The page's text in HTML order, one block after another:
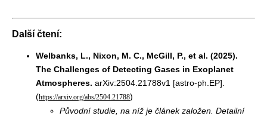
Další čtení:
Welbanks, L., Nixon, M. C., McGill, P., et al. (2025).
The Challenges of Detecting Gases in Exoplanet
Atmospheres. arXiv:2504.21788v1 [astro-ph.EP].
(https://arxiv.org/abs/2504.21788)
Původní studie, na níž je článek založen. Detailní